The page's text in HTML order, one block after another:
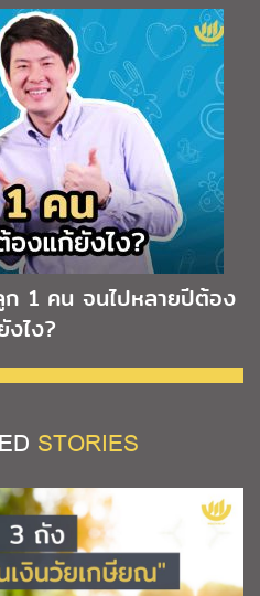
1 คน จนไปหลายปีต้อง
งไง?
STORIES